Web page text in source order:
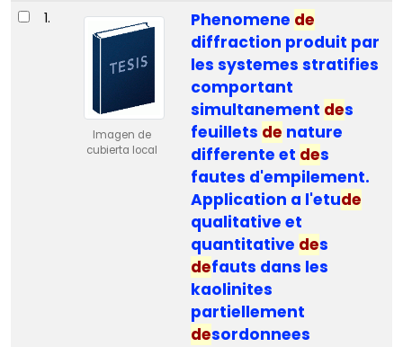
Resultados
1.
Imagen de
cubierta local
Phenomene de
diffraction produit par
les systemes stratifies
comportant
simultanement des
feuillets de nature
differente et des
fautes d'empilement.
Application a l'etude
qualitative et
quantitative des
defauts dans les
kaolinites
partiellement
desordonnees